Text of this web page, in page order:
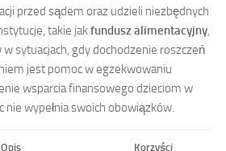
przed sądem oraz udzieli niezbędnych
takie jakfundusz alimentacyjny
sytuacjach, gdy dochodzenie roszczeń
jest pomoc w egzekwowaniu
wsparcia finansowego dzieciom w
nie wypełnia swoich obowiązków.
Opis Korzyści